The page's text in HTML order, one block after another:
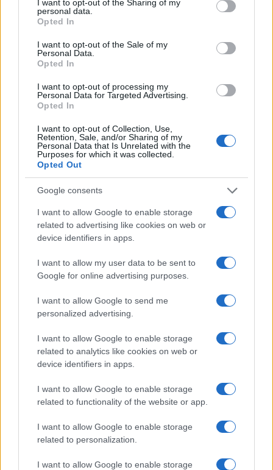
not limited to your visit or usage behaviour. You may click to
grant or deny consent to Google and its third-party tags to
use your data for below specified purposes in below Google
consent section.
I want to opt-out of the Sharing of my
personal data.
Opted In
I want to opt-out of the Sale of my
Personal Data.
Opted In
I want to opt-out of processing my
Personal Data for Targeted Advertising.
Opted In
I want to opt-out of Collection, Use,
Retention, Sale, and/or Sharing of my
Personal Data that Is Unrelated with the
Purposes for which it was collected.
Opted Out
Google consents
I want to allow Google to enable storage
related to advertising like cookies on web or
device identifiers in apps.
I want to allow my user data to be sent to
Google for online advertising purposes.
I want to allow Google to send me
personalized advertising.
I want to allow Google to enable storage
related to analytics like cookies on web or
device identifiers in apps.
I want to allow Google to enable storage
related to functionality of the website or app.
I want to allow Google to enable storage
related to personalization.
I want to allow Google to enable storage
Condividi l'articolo
F
a
ce
b
o
o
k
T
w
it
te
r
Pi
n
te
re
st
W
at
s
A
p
p
S
a
re
Articolo precedente
Prossimo articolo
NOTIZIE RECENTI
Le previsioni meteo per il weekend a Olbia e in
Michelle Hunziker in Gallura, bella anche dal
accoglienza minori chiude
Olbia, divieto di sosta contro spaccio e degrado:
esplode la protesta
Pausa caffè impeccabile: come scegliere la
soluzione ideale per la casa e l’ufficio
Monte Pino, la fine di un lungo dolore: storia e
rinascita della strada che segnò la Gallura